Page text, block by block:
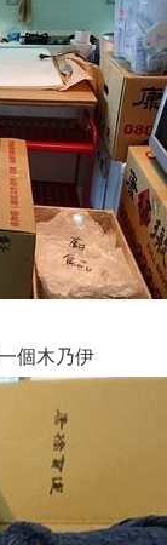
個木乃伊